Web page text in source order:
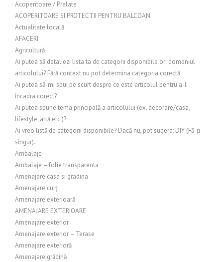
Acoperitoare / Prelate
ACOPERITOARE SI PROTECTII PENTRU BALCOAN
Actualitate locală
AFACERI
Agricultură
Ai putea să detaliezi lista ta de categorii disponibile ori domeniul
articolului? Fără context nu pot determina categoria corectă.
Ai putea să-mi spui pe scurt despre ce este articolul pentru a-l
încadra corect?
Ai putea spune tema principală a articolului (ex. decorare/casa,
lifestyle, artă etc.)?
Ai vreo listă de categorii disponibile? Dacă nu, pot sugera: DIY (Fă-ți
singur).
Ambalaje
Ambalaje – folie transparenta
Amenajare casa si gradina
Amenajare curți
Amenajare exterioară
AMENAJARE EXTERIOARE
Amenajare exterior
Amenajare exterior – Terase
Amenajare exterioră
Amenajare grădină